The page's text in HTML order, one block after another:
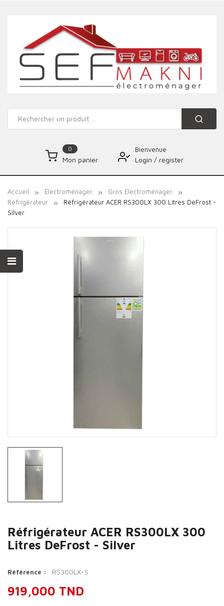
0
Mon panier
Bienvenue
Login / register
Accueil Electroménager
Gros Electroménager
Réfrigérateur
Réfrigérateur ACER RS300LX 300 Litres DeFrost -
Silver
Réfrigérateur ACER RS300LX 300
Litres DeFrost - Silver
Référence : RS300LX-S
919,000 TND